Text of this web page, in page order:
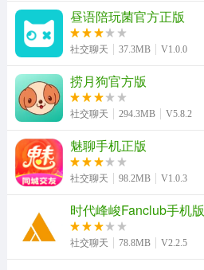
昼语陪玩菌官方正版
社交聊天 37.3MB V1.0.0
捞月狗官方版
社交聊天 294.3MB V5.8.2
魅聊手机正版
社交聊天 98.2MB V1.0.3
时代峰峻Fanclub手机版
社交聊天 78.8MB V2.2.5